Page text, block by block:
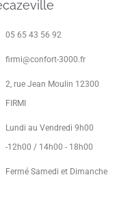
05 65 43 56 92
firmi@confort-3000.fr
2, rue Jean Moulin 12300
FIRMI
Lundi au Vendredi 9h00
-12h00 / 14h00 - 18h00
Fermé Samedi et Dimanche